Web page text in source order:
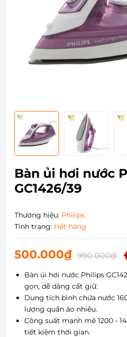
Bàn ủi hơi nước
GC1426/39
Thương hiệu: Philips
Tình trạng: Hết hàng
500.000₫ 990.000₫
Bàn ủi hơi nước Philips
gọn, dễ dàng cất giữ.
Dung tích bình chứa nước
lượng quần áo nhiều.
Công suất mạnh mẽ 1200 -
tiết kiệm thời gian.